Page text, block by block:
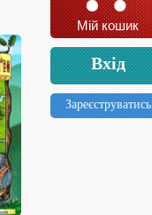
Мій кошик
Вхід
Зареєструватись